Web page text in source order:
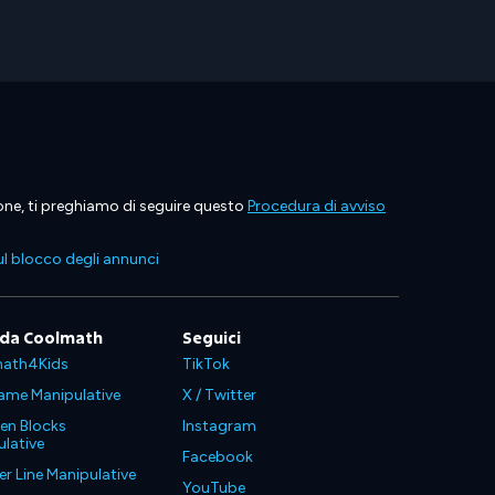
ti preghiamo di seguire questo Procedura di avviso
blocco degli annunci
Coolmath
Manipulative
Blocks
Line Manipulative
Seguici
TikTok
X / Twitter
Instagram
Facebook
YouTube